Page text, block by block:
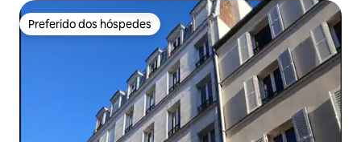
Preferido dos hóspedes
Preferido dos hóspedes